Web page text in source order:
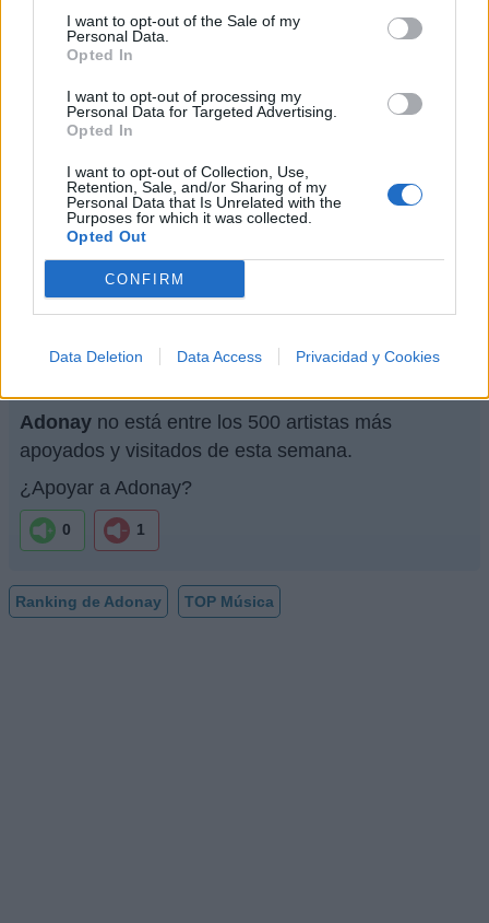
I want to opt-out of the Sale of my
Personal Data.
Opted In
I want to opt-out of processing my
Personal Data for Targeted Advertising.
Opted In
I want to opt-out of Collection, Use,
Retention, Sale, and/or Sharing of my
Personal Data that Is Unrelated with the
Purposes for which it was collected.
Opted Out
CONFIRM
Data Deletion Data Access Privacidad y Cookies
Letra Fuera de ti
Letra Doblemente enamorado
Letra Señora
+ Letras de Adonay
Ranking
Ranking de Adonay
Adonay no está entre los 500 artistas más
apoyados y visitados de esta semana.
¿Apoyar a Adonay?
0 1
Ranking de Adonay TOP Música